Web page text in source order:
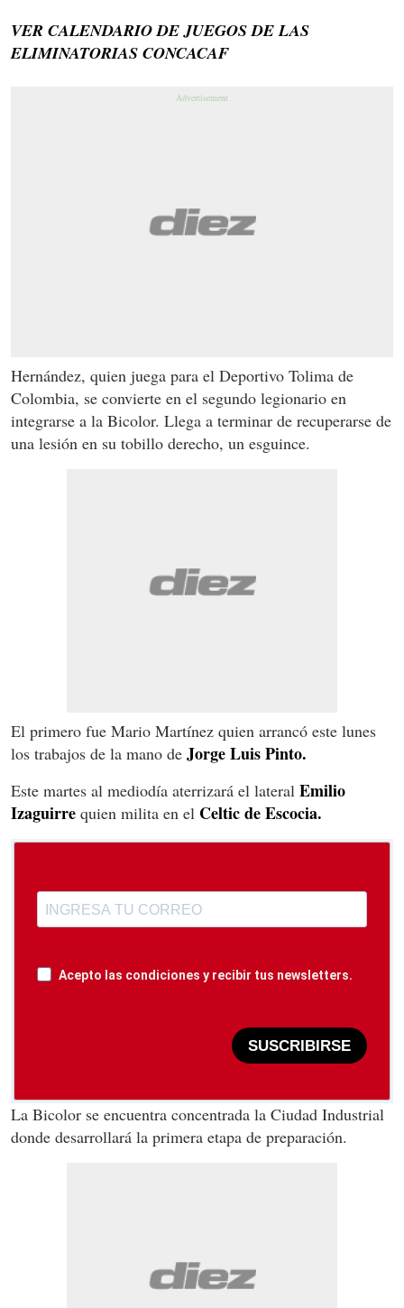
VER CALENDARIO DE JUEGOS DE LAS
ELIMINATORIAS CONCACAF
Hernández, quien juega para el Deportivo Tolima de
Colombia, se convierte en el segundo legionario en
integrarse a la Bicolor. Llega a terminar de recuperarse de
una lesión en su tobillo derecho, un esguince.
El primero fue Mario Martínez quien arrancó este lunes
los trabajos de la mano de Jorge Luis Pinto.
Este martes al mediodía aterrizará el lateral Emilio
Izaguirre quien milita en el Celtic de Escocia.
Acepto las condiciones y recibir tus newsletters.
SUSCRIBIRSE
La Bicolor se encuentra concentrada la Ciudad Industrial
donde desarrollará la primera etapa de preparación.